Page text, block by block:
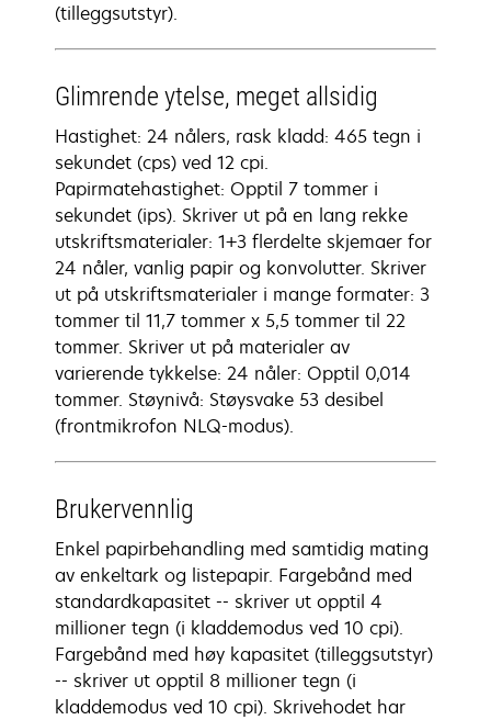
(tilleggsutstyr).
Glimrende ytelse, meget allsidig
Hastighet: 24 nålers, rask kladd: 465 tegn i
sekundet (cps) ved 12 cpi.
Papirmatehastighet: Opptil 7 tommer i
sekundet (ips). Skriver ut på en lang rekke
utskriftsmaterialer: 1+3 flerdelte skjemaer for
24 nåler, vanlig papir og konvolutter. Skriver
ut på utskriftsmaterialer i mange formater: 3
tommer til 11,7 tommer x 5,5 tommer til 22
tommer. Skriver ut på materialer av
varierende tykkelse: 24 nåler: Opptil 0,014
tommer. Støynivå: Støysvake 53 desibel
(frontmikrofon NLQ-modus).
Brukervennlig
Enkel papirbehandling med samtidig mating
av enkeltark og listepapir. Fargebånd med
standardkapasitet -- skriver ut opptil 4
millioner tegn (i kladdemodus ved 10 cpi).
Fargebånd med høy kapasitet (tilleggsutstyr)
-- skriver ut opptil 8 millioner tegn (i
kladdemodus ved 10 cpi). Skrivehodet har